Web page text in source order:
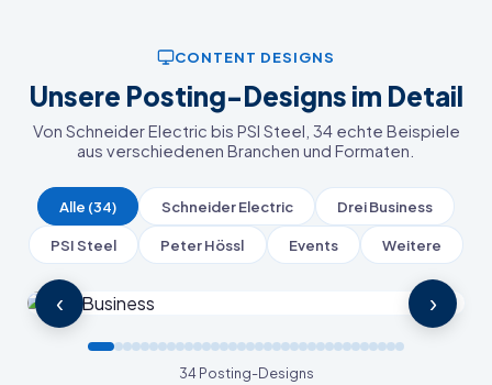
CONTENT DESIGNS
Unsere Posting-Designs im Detail
Von Schneider Electric bis PSI Steel, 34 echte Beispiele
aus verschiedenen Branchen und Formaten.
Alle (34) Schneider Electric Drei Business
PSI Steel Peter Hössl Events Weitere
‹ ›
34 Posting-Designs